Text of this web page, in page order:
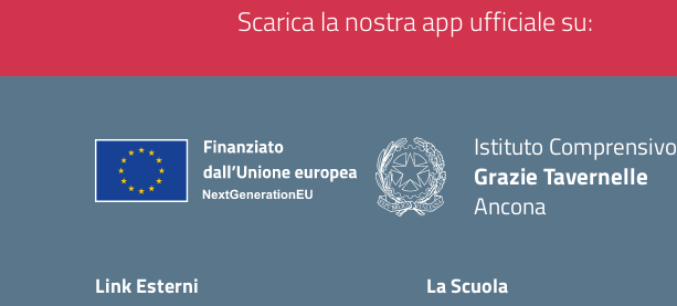
Scarica la nostra app ufficiale su:
Istituto Comprensivo
Grazie Tavernelle
Ancona
Link Esterni La Scuola